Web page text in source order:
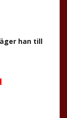
han till